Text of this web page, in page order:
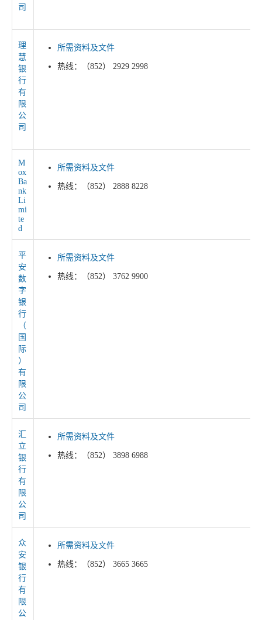
司
理
慧
银
行
有
限
公
司
所需资料及文件
热线：（852） 2929 2998
M
ox
Ba
nk
Li
mi
te
d
所需资料及文件
热线：（852） 2888 8228
平
安
数
字
银
行
（
国
际
）
有
限
公
司
所需资料及文件
热线：（852） 3762 9900
汇
立
银
行
有
限
公
司
所需资料及文件
热线：（852） 3898 6988
众
安
银
行
有
限
公
所需资料及文件
热线：（852） 3665 3665